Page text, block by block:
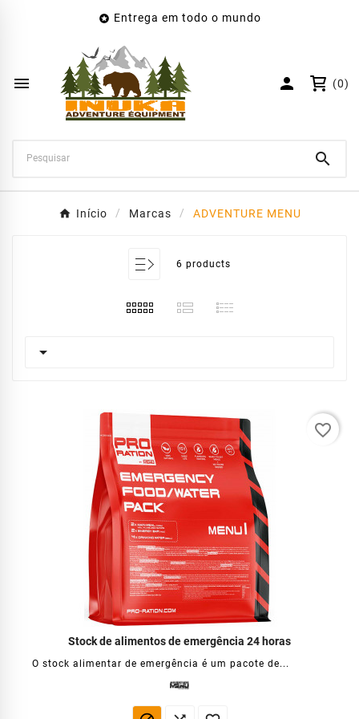
 Entrega em todo o mundo
  (0)

Início Marcas ADVENTURE MENU
6 products

Stock de alimentos de emergência 24 horas
O stock alimentar de emergência é um pacote de...
favorite_border
Wishlist name